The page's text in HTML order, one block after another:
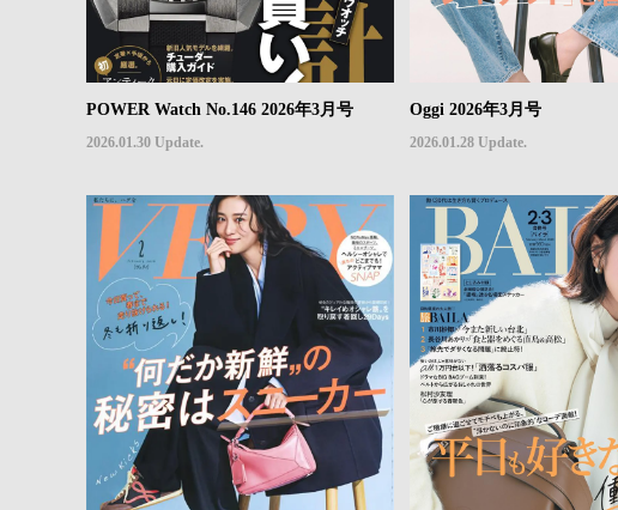
POWER Watch No.146 2026年3月号
2026.01.30 Update.
Oggi 2026年3月号
2026.01.28 Update.